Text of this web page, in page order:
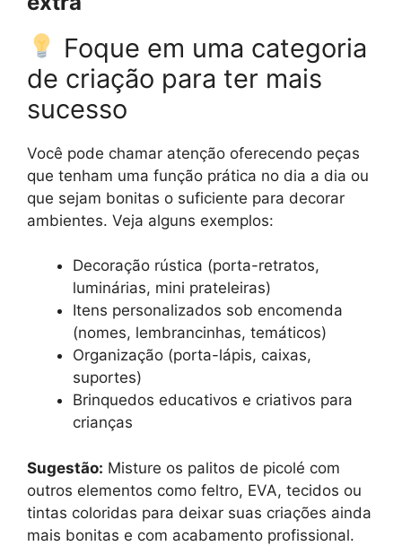
Foque em uma categoria
de criação para ter mais
sucesso
Você pode chamar atenção oferecendo peças
que tenham uma função prática no dia a dia ou
que sejam bonitas o suficiente para decorar
ambientes. Veja alguns exemplos:
Decoração rústica (porta-retratos,
luminárias, mini prateleiras)
Itens personalizados sob encomenda
(nomes, lembrancinhas, temáticos)
Organização (porta-lápis, caixas,
suportes)
Brinquedos educativos e criativos para
crianças
Sugestão: Misture os palitos de picolé com
outros elementos como feltro, EVA, tecidos ou
tintas coloridas para deixar suas criações ainda
mais bonitas e com acabamento profissional.